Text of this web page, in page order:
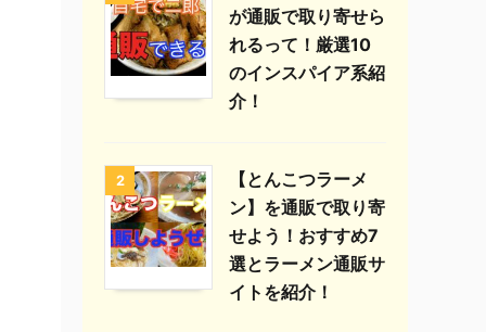
が通販で取り寄せら
れるって！厳選10
のインスパイア系紹
介！
2
【とんこつラーメ
ン】を通販で取り寄
せよう！おすすめ7
選とラーメン通販サ
イトを紹介！